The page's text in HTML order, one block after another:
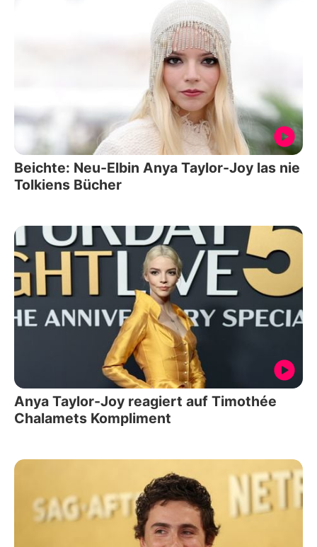
Beichte: Neu-Elbin Anya Taylor-Joy las nie
Tolkiens Bücher
Anya Taylor-Joy reagiert auf Timothée
Chalamets Kompliment